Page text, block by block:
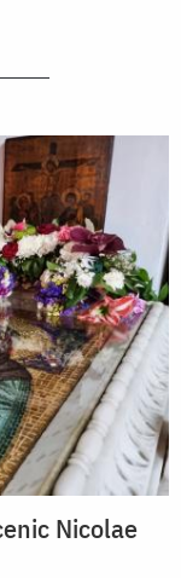
Nicolae